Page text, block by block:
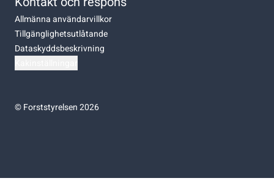
Allmänna användarvillkor
Tillgänglighetsutlåtande
Dataskyddsbeskrivning
©Forststyrelsen 2026